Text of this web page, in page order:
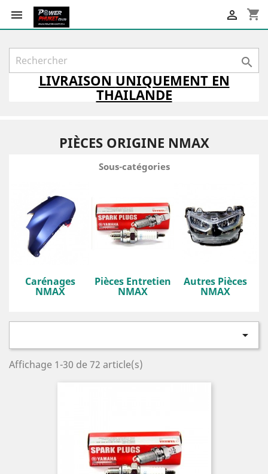
 shopping_cart


LIVRAISON UNIQUEMENTEN
THAILANDE
PIÈCES ORIGINE NMAX
Sous-catégories
Carénages
NMAX
Pièces Entretien
NMAX
Autres Pièces
NMAX

Affichage 1-30 de 72 article(s)